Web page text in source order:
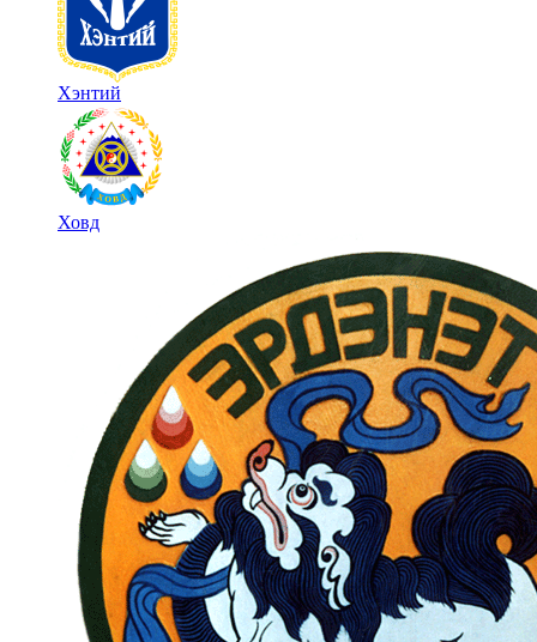
Хэнтий
Ховд